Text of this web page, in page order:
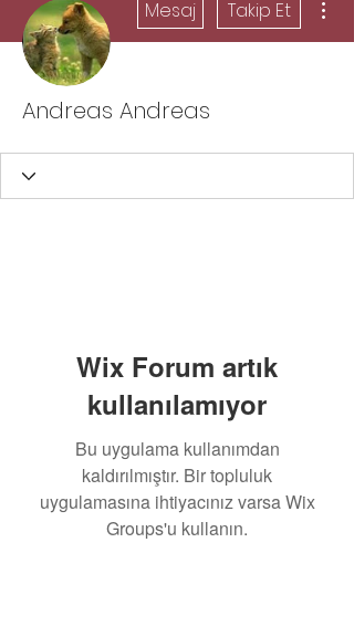
Mesaj Takip Et
Andreas Andreas
Wix Forum artık
kullanılamıyor
Bu uygulama kullanımdan
kaldırılmıştır. Bir topluluk
uygulamasına ihtiyacınız varsa Wix
Groups'u kullanın.